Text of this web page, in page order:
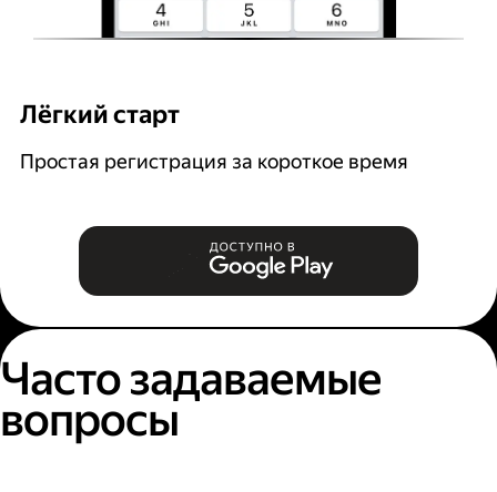
Лёгкий старт
Простая регистрация за короткое время
Часто задаваемые
вопросы